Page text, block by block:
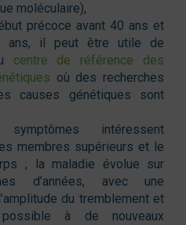
moléculaire),
précoce avant 40 ans et
ans, il peut être utile de
centre de référence des
où des recherches
causes génétiques sont
intéressent
membres supérieurs et le
; la maladie évolue sur
d’années, avec une
du tremblement et
à de nouveaux